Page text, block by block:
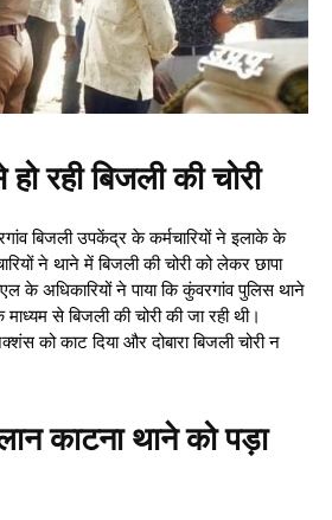
रही बिजली की चोरी
बिजली उपकेंद्र के कर्मचारियों ने इलाके के
ने थाने में बिजली की चोरी को लेकर छापा
के अधिकारियों ने पाया कि कुंवरगांव पुलिस थाने
से बिजली की चोरी की जा रही थी।
को काट दिया और दोबारा बिजली चोरी न
काटना थाने को पड़ा